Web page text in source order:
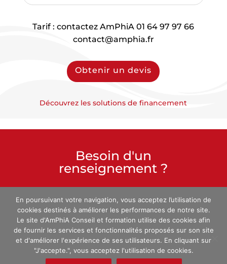
Tarif : contactez AmPhiA 01 64 97 97 66
contact@amphia.fr
Obtenir un devis
Découvrez les solutions de financement
Besoin d'un
renseignement ?
01 64 97 97 66
Contactez-nous
En poursuivant votre navigation, vous acceptez l’utilisation de
cookies destinés à améliorer les performances de notre site.
Le site d'AmPhiA Conseil et formation utilise des cookies afin
de fournir les services et fonctionnalités proposés sur son site
et d'améliorer l'expérience de ses utilisateurs. En cliquant sur
"J'accepte.", vous acceptez l'utilisation de cookies.